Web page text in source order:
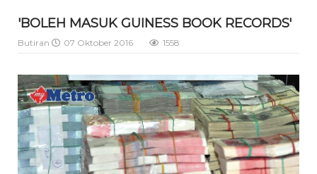
'BOLEH MASUK GUINESS BOOK RECORDS'
Butiran 07 Oktober 2016 1558